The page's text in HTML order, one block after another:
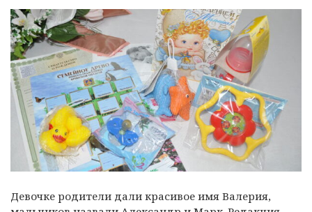
Девочке родители дали красивое имя Валерия,